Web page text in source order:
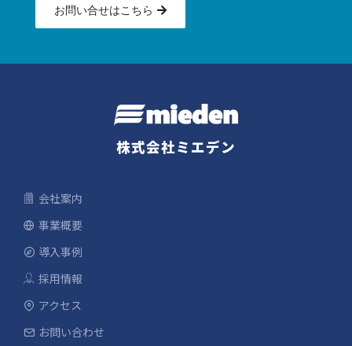
お問い合せはこちら
株式会社ミエデン
会社案内
事業概要
導入事例
採用情報
アクセス
お問い合わせ